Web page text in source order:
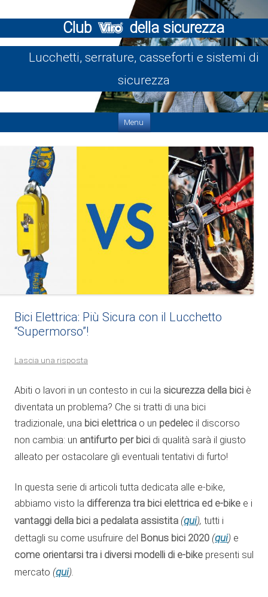
Club della sicurezza
Lucchetti, serrature, casseforti e sistemi di
sicurezza
Menu
Bici Elettrica: Più Sicura con il Lucchetto
“Supermorso”!
Lascia una risposta
Abiti o lavori in un contesto in cui la sicurezza della bici è
diventata un problema? Che si tratti di una bici
tradizionale, una bici elettrica o un pedelec il discorso
non cambia: un antifurto per bici di qualità sarà il giusto
alleato per ostacolare gli eventuali tentativi di furto!
In questa serie di articoli tutta dedicata alle e-bike,
abbiamo visto la differenza tra bici elettrica ed e-bike e i
vantaggi della bici a pedalata assistita (qui), tutti i
dettagli su come usufruire del Bonus bici 2020 (qui) e
come orientarsi tra i diversi modelli di e-bike presenti sul
mercato (qui).